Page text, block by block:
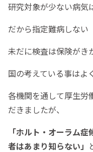
研究対象が少ない病気
だから指定難病しない
未だに検査は保険がき
国の考えている事はよ
各機関を通して厚生労
だきましたが、
「ホルト・オーラム
者はあまり知らない」